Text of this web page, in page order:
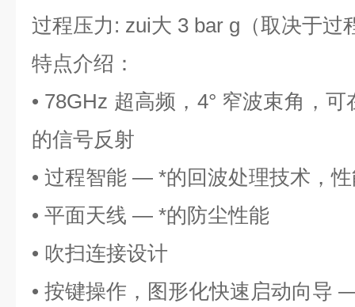
过程压力: zui大 3 bar g（取决于过
特点介绍：
• 78GHz 超高频，4° 窄波束角，
的信号反射
• 过程智能 — *的回波处理技术，
• 平面天线 — *的防尘性能
• 吹扫连接设计
• 按键操作，图形化快速启动向导